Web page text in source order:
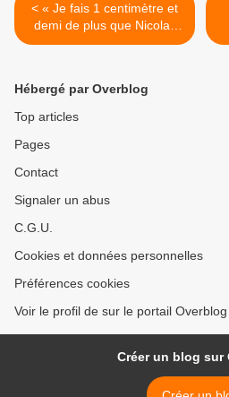
< « Je fais 1 centimètre et
demi de plus que Nicolas
Sarkozy. Je fais 1 mètre 67
Hébergé par Overblog
Top articles
Pages
Contact
Signaler un abus
C.G.U.
Cookies et données personnelles
Préférences cookies
Voir le profil de sur le portail Overblog
Créer un blog sur